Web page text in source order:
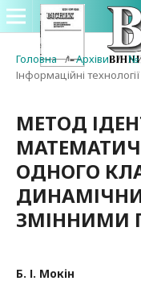
Головна / Архіви / №
Інформаційні
МЕТОД
ОДНОГО
ЗМІННИМИ
Б. І. Мокін